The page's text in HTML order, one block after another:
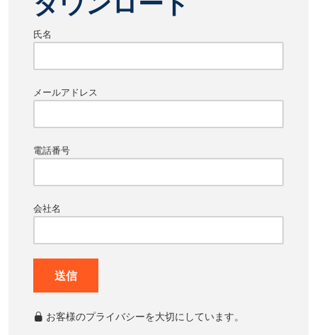
氏名
メールアドレス
電話番号
会社名
送信
お客様のプライバシーを大切にしています。